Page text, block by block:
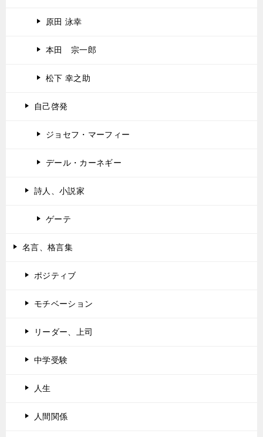
原田 泳幸
本田 宗一郎
松下 幸之助
自己啓発
ジョセフ・マーフィー
デール・カーネギー
詩人、小説家
ゲーテ
名言、格言集
ポジティブ
モチベーション
リーダー、上司
中学受験
人生
人間関係